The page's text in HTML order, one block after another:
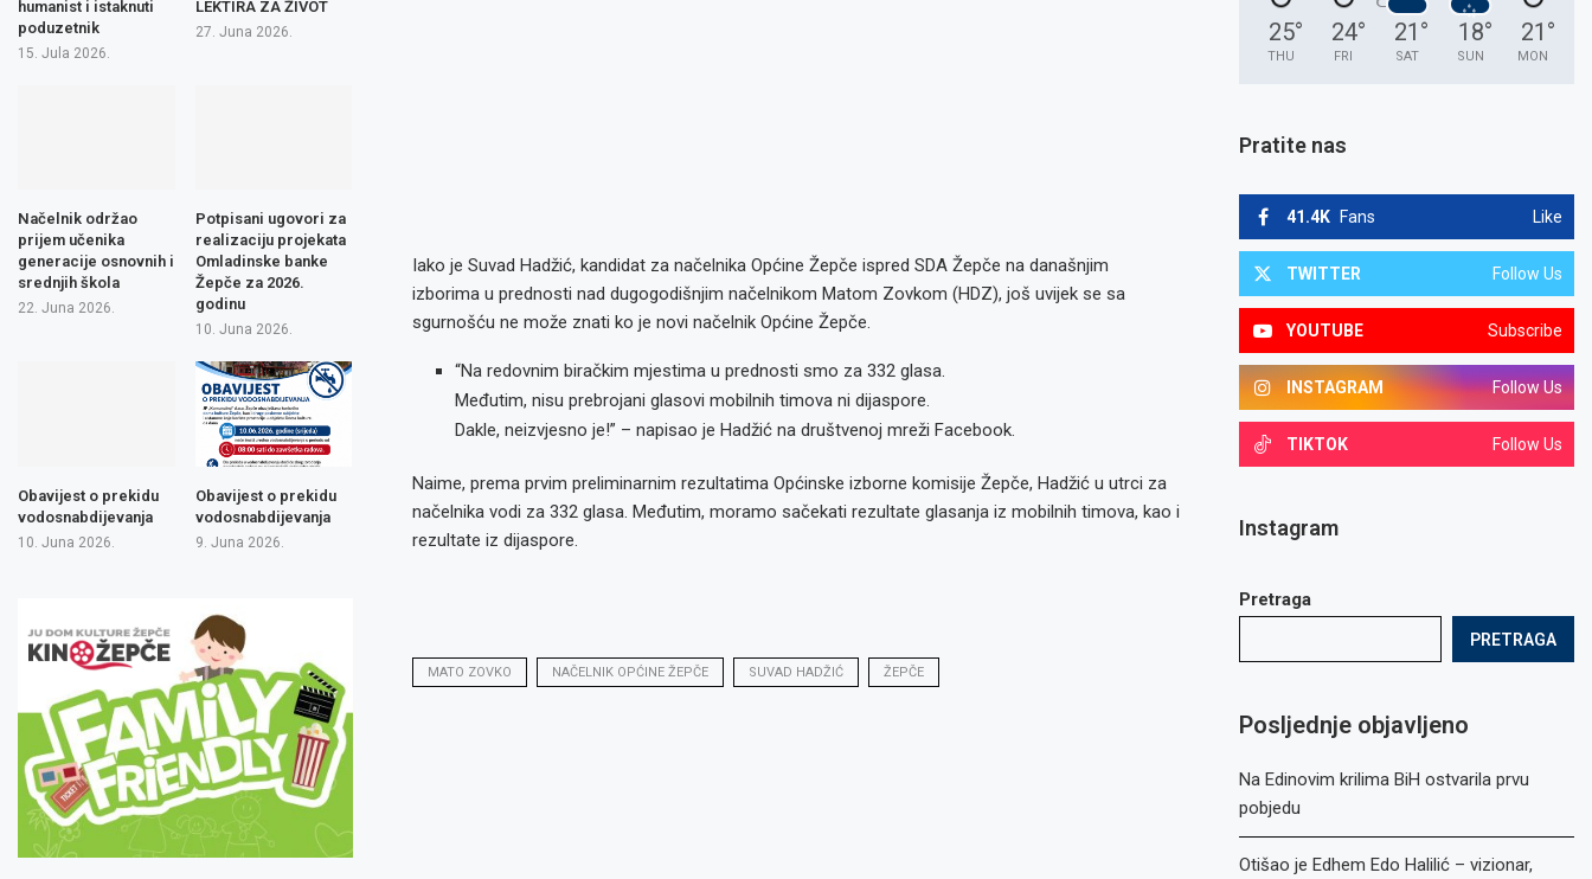
Iako je Suvad Hadžić, kandidat za načelnika Općine Žepče ispred SDA Žepče na današnjim
izborima u prednosti nad dugogodišnjim načelnikom Matom Zovkom (HDZ), još uvijek se sa
sgurnošću ne može znati ko je novi načelnik Općine Žepče.
“Na redovnim biračkim mjestima u prednosti smo za 332 glasa.
Međutim, nisu prebrojani glasovi mobilnih timova ni dijaspore.
Dakle, neizvjesno je!” – napisao je Hadžić na društvenoj mreži Facebook.
Naime, prema prvim preliminarnim rezultatima Općinske izborne komisije Žepče, Hadžić u utrci za
načelnika vodi za 332 glasa. Međutim, moramo sačekati rezultate glasanja iz mobilnih timova, kao i
rezultate iz dijaspore.
MATO ZOVKO NAČELNIK OPĆINE ŽEPČE SUVAD HADŽIĆ ŽEPČE
25°
THU
24°
FRI
21 °
SAT
18°
SUN
21 °
MON
Pratite nas
41.4K Fans Like
TWITTER Follow Us
YOUTUBE Subscribe
INSTAGRAM Follow Us
TIKTOK Follow Us
Instagram
Pretraga
PRETRAGA
Posljednje objavljeno
Na Edinovim krilima BiH ostvarila prvu
pobjedu
Otišao je Edhem Edo Halilić – vizionar,
humanist i istaknuti
poduzetnik
15. Jula 2026.
LEKTIRA ZA ŽIVOT
27. Juna 2026.
Načelnik održao
prijem učenika
generacije osnovnih i
srednjih škola
22. Juna 2026.
Potpisani ugovori za
realizaciju projekata
Omladinske banke
Žepče za 2026.
godinu
10. Juna 2026.
Obavijest o prekidu
vodosnabdijevanja
10. Juna 2026.
Obavijest o prekidu
vodosnabdijevanja
9. Juna 2026.